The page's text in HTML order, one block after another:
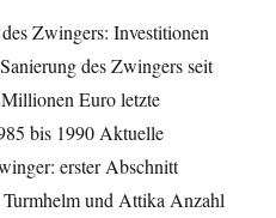
Zwingers: Investitionen
des Zwingers seit
Euro letzte
bis 1990 Aktuelle
erster Abschnitt
und Attika Anzahl